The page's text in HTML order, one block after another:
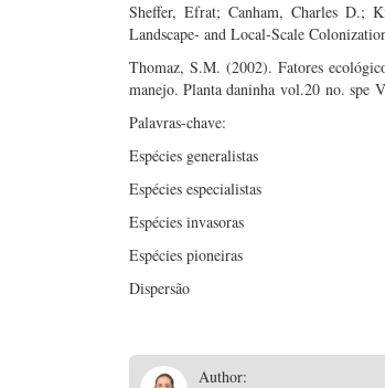
Sheffer, Efrat; Canham, Charles D.;
Landscape- and Local-Scale
Thomaz, S.M. (2002). Fatores
manejo. Planta daninha vol.20 no. spe
Palavras-chave:
Espécies generalistas
Espécies especialistas
Espécies invasoras
Espécies pioneiras
Dispersão
Author: